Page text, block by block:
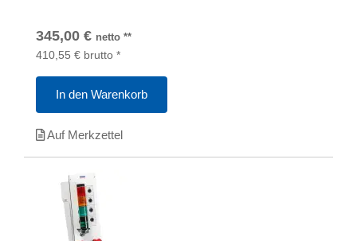
345,00 € netto **
410,55 € brutto *
In den Warenkorb
Auf Merkzettel